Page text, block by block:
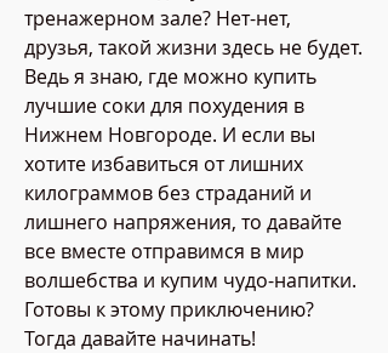
тренажерном зале? Нет-нет,
друзья, такой жизни здесь не будет.
Ведь я знаю, где можно купить
лучшие соки для похудения в
Нижнем Новгороде. И если вы
хотите избавиться от лишних
килограммов без страданий и
лишнего напряжения, то давайте
все вместе отправимся в мир
волшебства и купим чудо-напитки.
Готовы к этому приключению?
Тогда давайте начинать!